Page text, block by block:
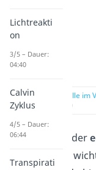
Glykolyse
zur Stelle im
(01:19)
Die Glykolyse ist der
. Das
Lichtreakti
on
3/5 – Dauer:
04:40
Calvin
Zyklus
4/5 – Dauer:
06:44
Transpirati